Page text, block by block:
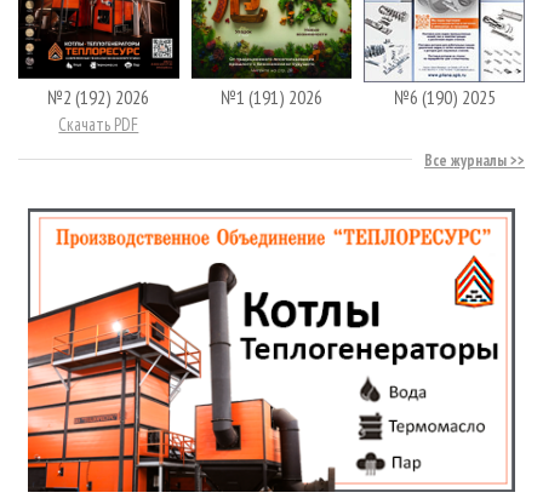
№2 (192) 2026
Скачать PDF
№1 (191) 2026 №6 (190) 2025
Все журналы